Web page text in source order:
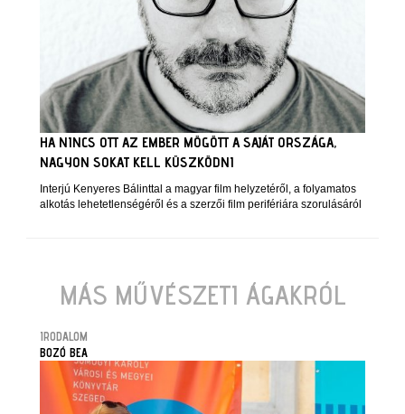
HA NINCS OTT AZ EMBER MÖGÖTT A SAJÁT ORSZÁGA,
NAGYON SOKAT KELL KÜSZKÖDNI
Interjú Kenyeres Bálinttal a magyar film helyzetéről, a folyamatos
alkotás lehetetlenségéről és a szerzői film perifériára szorulásáról
MÁS MŰVÉSZETI ÁGAKRÓL
IRODALOM
BOZÓ BEA